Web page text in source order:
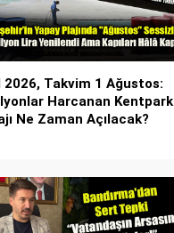
2026, Takvim 1 Ağustos:
Harcanan Kentpark
Ne Zaman Açılacak?